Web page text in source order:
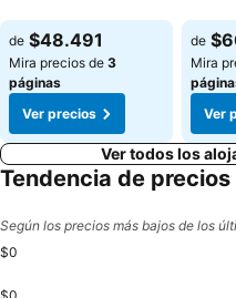
Ver precios
de $48.491
Mira precios de 3
páginas
Ver precios
Ver
de
Mira
Ver
Ver todos los
Tendencia de precios
Según los precios más bajos de los
$0
$0